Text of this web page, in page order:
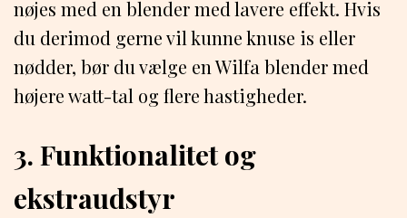
nøjes med en blender med lavere effekt. Hvis
du derimod gerne vil kunne knuse is eller
nødder, bør du vælge en Wilfa blender med
højere watt-tal og flere hastigheder.
3. Funktionalitet og
ekstraudstyr